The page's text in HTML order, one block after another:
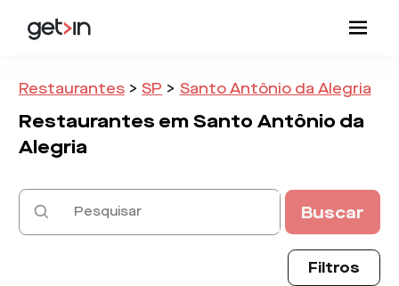
Restaurantes > SP > Santo Antônio da Alegria
Restaurantes emSanto Antônio da
Alegria
Buscar
Filtros